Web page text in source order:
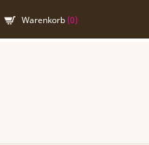
Warenkorb(0)